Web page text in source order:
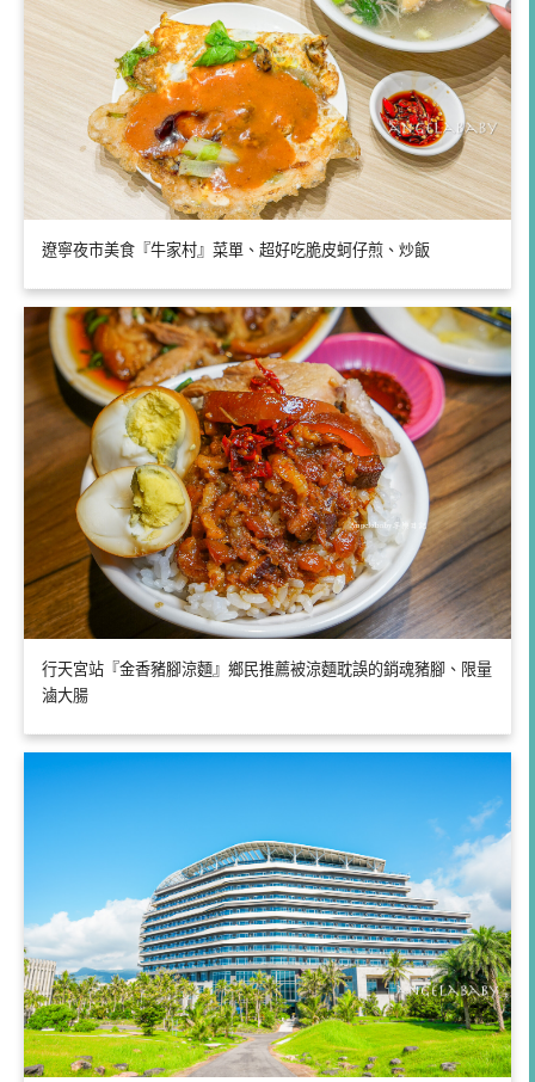
遼寧夜市美食『牛家村』菜單、超好吃脆皮蚵仔煎、炒飯
行天宮站『金香豬腳涼麵』鄉民推薦被涼麵耽誤的銷魂豬腳、限量
滷大腸